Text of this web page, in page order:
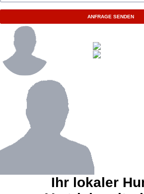
ANFRAGE SENDEN
Ihr lokaler